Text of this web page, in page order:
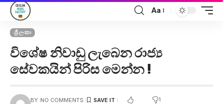
Aa
ශ්‍රී ලංකා
විශේෂ නිවාඩු ලැබෙන රාජ්‍ය
සේවකයින් පිරිස මෙන්න !
BY NO COMMENTS 1